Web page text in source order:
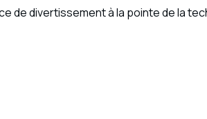
de divertissement à la pointe de la